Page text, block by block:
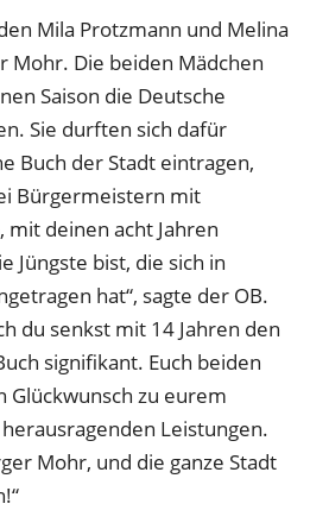
Mila Protzmann und Melina
Mohr. Die beiden Mädchen
Saison die Deutsche
Sie durften sich dafür
Buch der Stadt eintragen,
Bürgermeistern mit
deinen acht Jahren
Jüngste bist, die sich in
hat“, sagte der OB.
du senkst mit 14 Jahren den
signifikant. Euch beiden
Glückwunsch zu eurem
Leistungen.
Mohr, und die ganze Stadt